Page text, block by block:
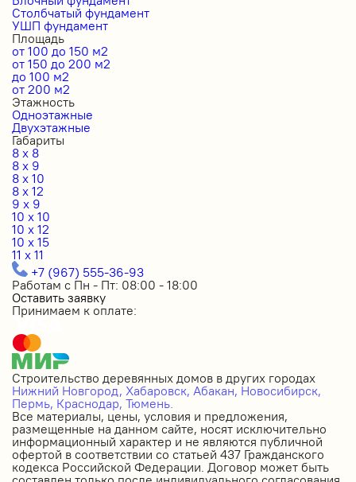
Столбчатый фундамент
УШП фундамент
Площадь
от 100 до 150 м2
от 150 до 200 м2
до 100 м2
от 200 м2
Этажность
Одноэтажные
Двухэтажные
Габариты
8 x 8
8 x 9
8 x 10
8 x 12
9 x 9
10 x 10
10 x 12
10 x 15
11 x 11
+7 (967) 555-36-93
Работам с Пн - Пт: 08:00 - 18:00
Оставить заявку
Принимаем к оплате:
Строительство деревянных домов в других городах
Нижний Новгород, Хабаровск, Абакан, Новосибирск,
Пермь, Краснодар, Тюмень.
Все материалы, цены, условия и предложения,
размещенные на данном сайте, носят исключительно
информационный характер и не являются публичной
офертой в соответствии со статьей 437 Гражданского
кодекса Российской Федерации. Договор может быть